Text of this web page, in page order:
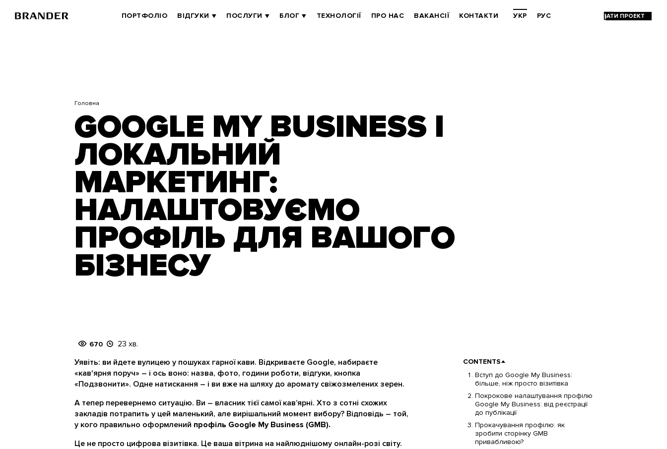
BRANDER
ПОРТФОЛІО ВІДГУКИ ПОСЛУГИ БЛОГ ТЕХНОЛОГІЇ ПРО НАС ВАКАНСІЇ КОНТАКТИ УКР РУС
Головна
GOOGLE MY BUSINESS І
ЛОКАЛЬНИЙ
МАРКЕТИНГ:
НАЛАШТОВУЄМО
ПРОФІЛЬ ДЛЯ ВАШОГО
БІЗНЕСУ
670 23 хв.
CONTENTS
Вступ до Google My Business:
більше, ніж просто візитівка
Покрокове налаштування профілю
Google My Business: від реєстрації
до публікації
Прокачування профілю: як
зробити сторінку GMB
привабливою?
Уявіть: ви йдете вулицею у пошуках гарної кави. Відкриваєте Google, набираєте
«кав'ярня поруч» – і ось воно: назва, фото, години роботи, відгуки, кнопка
«Подзвонити». Одне натискання – і ви вже на шляху до аромату свіжозмелених зерен.
А тепер перевернемо ситуацію. Ви – власник тієї самої кав’ярні. Хто з сотні схожих
закладів потрапить у цей маленький, але вирішальний момент вибору? Відповідь – той,
у кого правильно оформлений профіль Google My Business (GMB).
Це не просто цифрова візитівка. Це ваша вітрина на найлюднішому онлайн-розі світу.